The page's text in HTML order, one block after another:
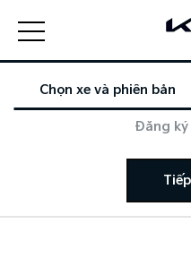
Chọn xe và phiên bản
Đăng ký